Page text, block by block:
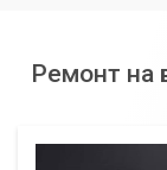
Ремонт на